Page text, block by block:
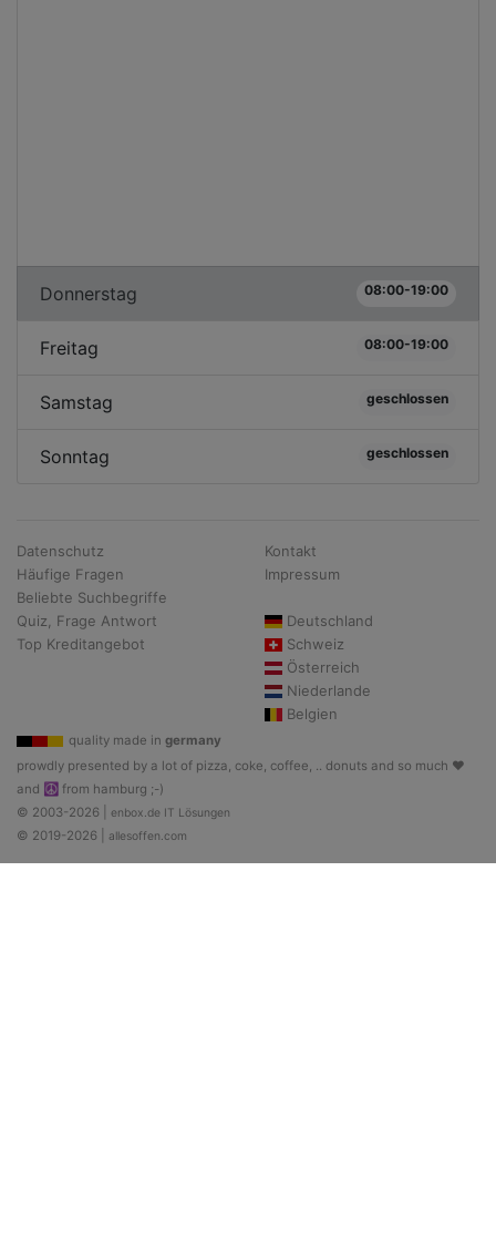
Donnerstag 08:00-19:00
Freitag 08:00-19:00
Samstag geschlossen
Sonntag geschlossen
Datenschutz
Häufige Fragen
Beliebte Suchbegriffe
Quiz, Frage Antwort
Top Kreditangebot
Kontakt
Impressum
Deutschland
Schweiz
Österreich
Niederlande
Belgien
quality made in germany
prowdly presented by a lot of pizza, coke, coffee, .. donuts and so much ♥
and ☮ from hamburg ;-)
© 2003-2026 | enbox.de IT Lösungen
© 2019-2026 | allesoffen.com